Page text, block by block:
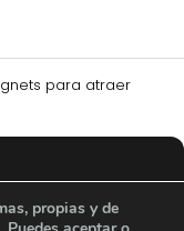
para atraer
Aviso legal
propias y de